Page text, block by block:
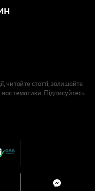
читайте статті, залишайте
вас тематики. Підписуйтесь
Всі права захищені